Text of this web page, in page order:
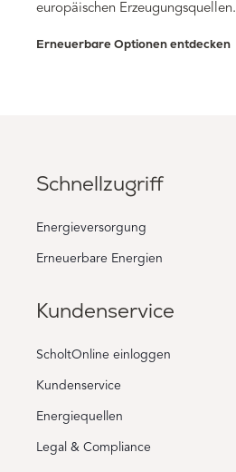
europäischen Erzeugungsquellen.
Erneuerbare Optionen entdecken
Schnellzugriff
Energieversorgung
Erneuerbare Energien
Kundenservice
ScholtOnline einloggen
Kundenservice
Energiequellen
Legal & Compliance